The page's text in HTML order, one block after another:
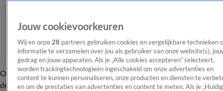
OverzichtAfleveringen Entertainment TV Algemeen
Tip
de redactieNieuwsbrief
Jouw cookievoorkeuren
Wij en onze 28 partners gebruiken cookies en vergelijkbare technieken
informatie te verzamelen over jou als gebruiker van onze website(s),
gedrag en jouw apparaten. Als je „Alle cookies accepteren” selecteert,
worden trackingtechnologieën ingeschakeld om onze advertenties en
content te kunnen personaliseren, onze producten en diensten te
en om de prestaties van advertenties en content te meten. Als je